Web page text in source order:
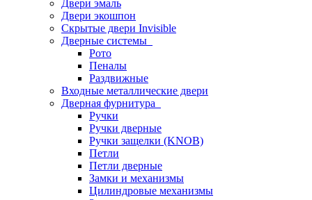
Двери эмаль
Двери экошпон
Скрытые двери Invisible
Дверные системы
Рото
Пеналы
Раздвижные
Входные металлические двери
Дверная фурнитура
Ручки
Ручки дверные
Ручки защелки (KNOB)
Петли
Петли дверные
Замки и механизмы
Цилиндровые механизмы